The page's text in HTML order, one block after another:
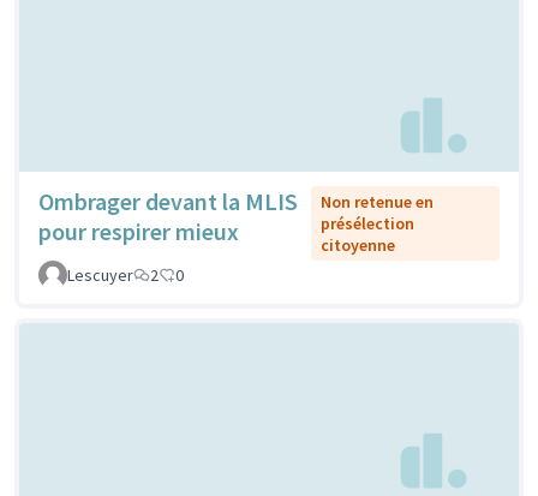
Ombrager devant la MLIS
pour respirer mieux
Non retenue en
présélection
citoyenne
Lescuyer
2 0